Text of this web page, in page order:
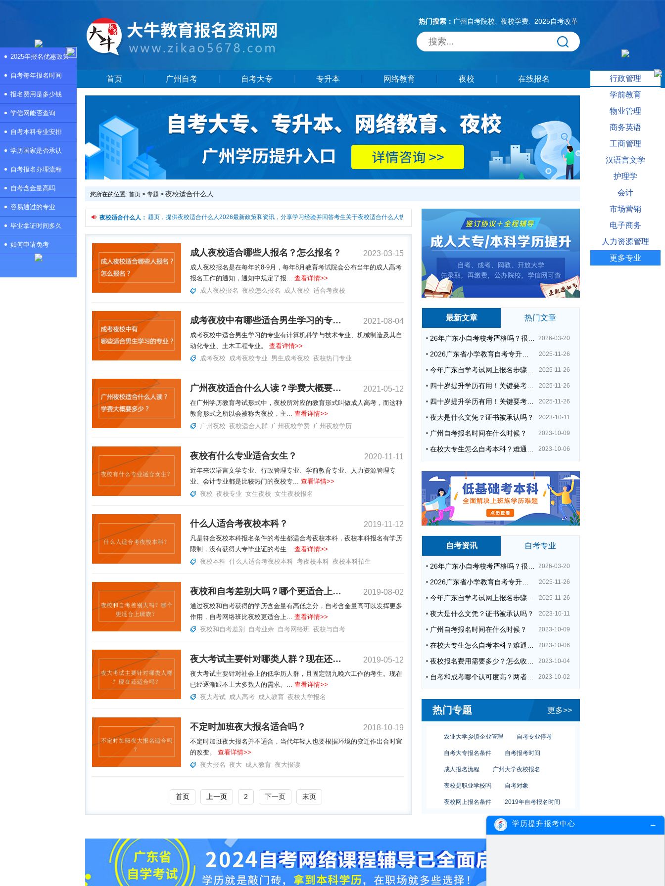
热门搜索： 广州自考院校、 夜校学费、 2025自考改革
首页 广州自考 自考大专 专升本 网络教育 夜校 在线报名
您所在的位置: 首页 > 专题 > 夜校适合什么人
最新文章 热门文章
26年广东小自考校考严格吗？很简单吗？ 2026-03-20
2026广东省小学教育自考专升本考试科目（+指引） 2025-11-26
今年广东自学考试网上报名步骤（全） 2025-11-26
四十岁提升学历有用！关键要考哪种？这种最快最实用！ 2025-11-26
四十岁提升学历有用！关键要考哪种？这种最快最实用！ 2025-11-26
夜大是什么文凭？证书被承认吗？ 2023-10-11
广州自考报名时间在什么时候？ 2023-10-09
在校大专生怎么自考本科？难通过吗？ 2023-10-06
自考资讯 自考专业
26年广东小自考校考严格吗？很简单吗？ 2026-03-20
2026广东省小学教育自考专升本考试科目（+指引） 2025-11-26
今年广东自学考试网上报名步骤（全） 2025-11-26
夜大是什么文凭？证书被承认吗？ 2023-10-11
广州自考报名时间在什么时候？ 2023-10-09
在校大专生怎么自考本科？难通过吗？ 2023-10-06
夜校报名费用需要多少？怎么收费的？ 2023-10-04
自考和成考哪个认可度高？两者区别在哪？ 2023-10-02
热门专题 更多>>
在职人员参加网络教育
小学自考本科报名 夜校就业好吗
自考专升本难吗 自考日语课程
报读夜校学历
小学自考本科报名
自考专升本难吗
夜校适合什么人：
本频道是夜校适合什么人专题页，提供夜校适合什么人2026最新政策和资讯，分享学习经验并回答考生关于夜校适合什么人热门问题，还有更多夜校适合什么人相关信息供大家参考。
成人夜校适合哪些人报名？怎么报名？ 2023-03-15
成人夜校报名是在每年的8-9月，每年8月教育考试院会公布当年的成人高考
报名工作的通知，通知中规定了报... 查看详情>>
成人夜校报名 夜校怎么报名 成人夜校 适合考夜校
成考夜校中有哪些适合男生学习的专业？ 2021-08-04
成考夜校中适合男生学习的专业有计算机科学与技术专业、机械制造及其自
动化专业、土木工程专业。 查看详情>>
成考夜校 成考夜校专业 男生成考夜校 夜校热门专业
广州夜校适合什么人读？学费大概要多少？ 2021-05-12
在广州学历教育考试形式中，夜校所对应的教育形式叫做成人高考，而这种
教育形式之所以会被称为夜校，主... 查看详情>>
广州夜校 夜校适合人群 广州夜校学费 广州夜校学历
夜校有什么专业适合女生？ 2020-11-11
近年来汉语言文学专业、行政管理专业、学前教育专业、人力资源管理专
业、会计专业都是比较热门的夜校专... 查看详情>>
夜校 夜校专业 女生夜校 女生夜校报名
什么人适合考夜校本科？ 2019-11-12
凡是符合夜校本科报名条件的考生都适合考夜校本科，夜校本科报名有学历
限制，没有获得大专毕业证的考生... 查看详情>>
夜校本科 什么人适合考夜校本科 考夜校本科 夜校本科招生
夜校和自考差别大吗？哪个更适合上班族？ 2019-08-02
通过夜校和自考获得的学历含金量有高低之分，自考含金量高可以发挥更多
作用，自考网络班比夜校更适合上... 查看详情>>
夜校和自考差别
自考业余 自考网络班 夜校与自考
夜大考试主要针对哪类人群？现在还适合吗？ 2019-05-12
夜大考试主要针对社会上的低学历人群，且固定朝九晚六工作的考生。现在
已经逐渐跟不上大多数人的需求。... 查看详情>>
夜大考试 成人高考 成人教育 夜校大学报名
不定时加班夜大报名适合吗？ 2018-10-19
不定时加班夜大报名并不适合，当代年轻人也要根据环境的变迁作出合时宜
的改变。 查看详情>>
夜大报名 夜大 成人教育 夜大报读
首页 上一页 2 下一页 末页
2025年报名优惠政策
自考每年报名时间
报名费用是多少钱
学信网能否查询
自考本科专业安排
学历国家是否承认
自考报名办理流程
自考含金量高吗
容易通过的专业
毕业拿证时间多久
如何申请免考
行政管理
学前教育
物业管理
商务英语
工商管理
汉语言文学
护理学
会计
市场营销
电子商务
人力资源管理
更多专业
学历提升报考中心